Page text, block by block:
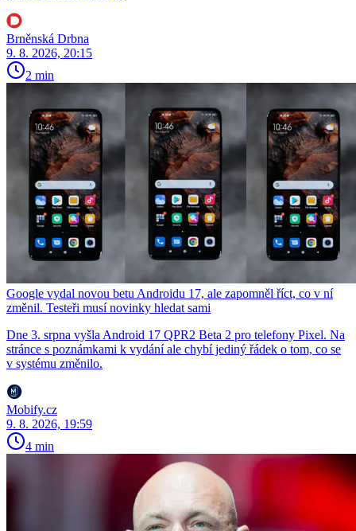
Brněnská Drbna
9. 8. 2026, 20:15
2 min
Google vydal novou betu Androidu 17, ale zapomněl říct, co v ní
změnil. Testeři musí novinky hledat sami
Dne 3. srpna vyšla Android 17 QPR2 Beta 2 pro telefony Pixel. Na
stránce s poznámkami k vydání ale chybí jediný řádek o tom, co se
v systému změnilo.
Mobify.cz
9. 8. 2026, 19:59
4 min